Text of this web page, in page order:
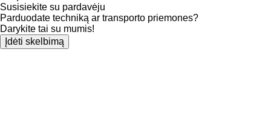
Susisiekite su pardavėju
Parduodate techniką ar transporto priemones?
Darykite tai su mumis!
Įdėti skelbimą